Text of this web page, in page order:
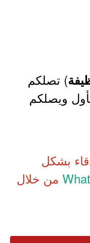
) تصلكم
ويصلكم
بشكل
من خلال